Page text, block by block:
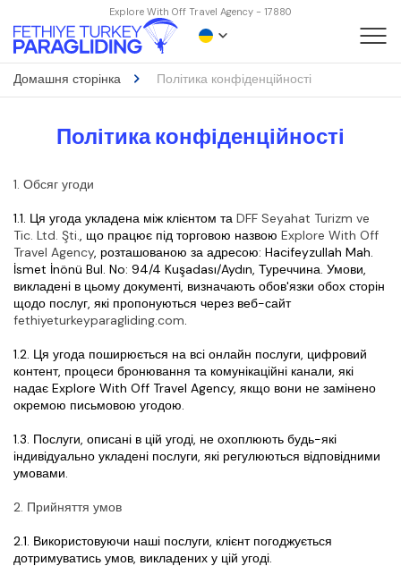
Explore With Off Travel Agency - 17880
Домашня сторінка Політика конфіденційності
Політика конфіденційності
1. Обсяг угоди
1.1. Ця угода укладена між клієнтом та DFF Seyahat Turizm ve
Tic. Ltd. Şti., що працює під торговою назвою Explore With Off
Travel Agency, розташованою за адресою: Hacifeyzullah Mah.
İsmet İnönü Bul. No: 94/4 Kuşadası/Aydın, Туреччина. Умови,
викладені в цьому документі, визначають обов'язки обох сторін
щодо послуг, які пропонуються через веб-сайт
fethiyeturkeyparagliding.com.
1.2. Ця угода поширюється на всі онлайн послуги, цифровий
контент, процеси бронювання та комунікаційні канали, які
надає Explore With Off Travel Agency, якщо вони не замінено
окремою письмовою угодою.
1.3. Послуги, описані в цій угоді, не охоплюють будь-які
індивідуально укладені послуги, які регулюються відповідними
умовами.
2. Прийняття умов
2.1. Використовуючи наші послуги, клієнт погоджується
дотримуватись умов, викладених у цій угоді.